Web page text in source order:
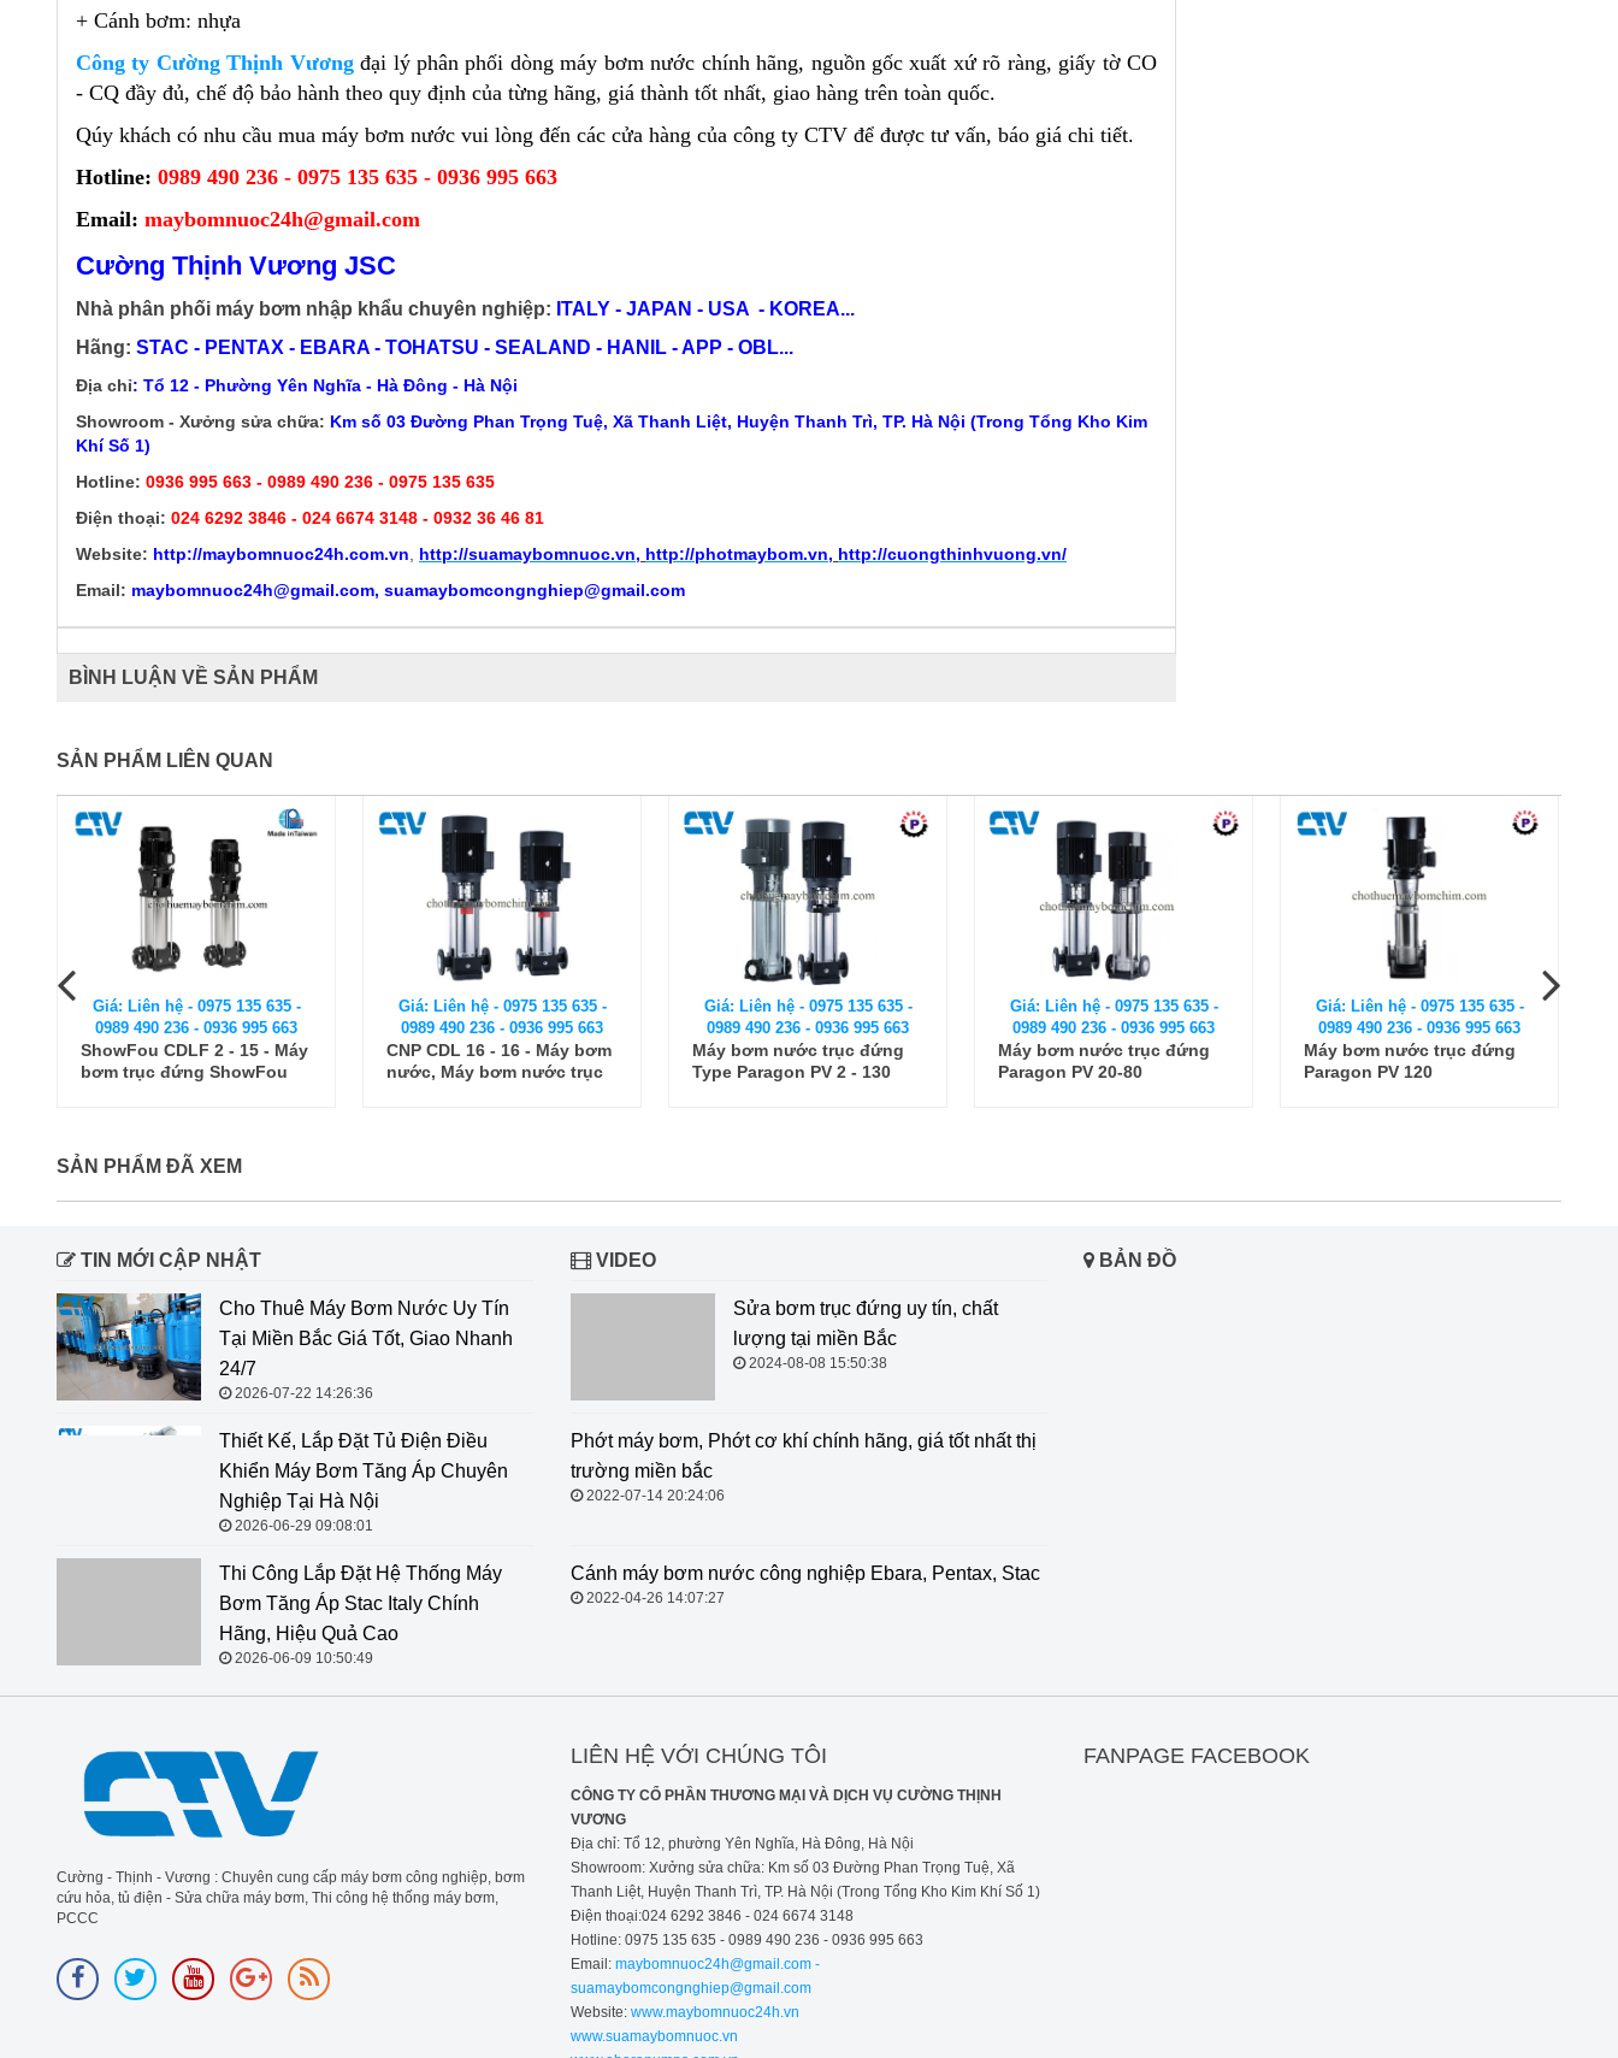
+ Cánh bơm: nhựa
Công ty Cường Thịnh Vươngđại lý phân phối dòng máy bơm nước chính hãng, nguồn gốc xuất xứ rõ ràng, giấy tờ CO
- CQ đầy đủ, chế độ bảo hành theo quy định của từng hãng, giá thành tốt nhất, giao hàng trên toàn quốc.
Qúy khách có nhu cầu mua máy bơm nước vui lòng đến các cửa hàng của công ty CTV để được tư vấn, báo giá chi tiết.
Hotline: 0989 490 236 - 0975 135 635 - 0936 995 663
Email: maybomnuoc24h@gmail.com
Cường Thịnh Vương JSC
Nhà phân phối máy bơm nhập khẩu chuyên nghiệp: ITALY - JAPAN - USA - KOREA...
Hãng: STAC - PENTAX - EBARA - TOHATSU - SEALAND - HANIL - APP - OBL...
Địa chỉ: Tổ 12 - Phường Yên Nghĩa - Hà Đông - Hà Nội
Showroom - Xưởng sửa chữa: Km số 03 Đường Phan Trọng Tuệ, Xã Thanh Liệt, Huyện Thanh Trì, TP. Hà Nội (Trong Tổng Kho Kim
Khí Số 1)
Hotline: 0936 995 663 - 0989 490 236 - 0975 135 635
Điện thoại: 024 6292 3846 - 024 6674 3148 - 0932 36 46 81
Website: http://maybomnuoc24h.com.vn http://suamaybomnuoc.vn, http://photmaybom.vn, http://cuongthinhvuong.vn/
Email: maybomnuoc24h@gmail.com, suamaybomcongnghiep@gmail.com
BÌNH LUẬN VỀ SẢN PHẨM
SẢN PHẨM LIÊN QUAN
Giá: Liên hệ - 0975 135 635 -
0989 490 236 - 0936 995 663
CNP CDL 16 - 16 - Máy bơm
nước, Máy bơm nước trục
Giá: Liên hệ - 0975 135 635 -
0989 490 236 - 0936 995 663
Máy bơm nước trục đứng
Type Paragon PV 2 - 130
Giá: Liên hệ - 0975 135 635 -
0989 490 236 - 0936 995 663
Máy bơm nước trục đứng
Paragon PV 20-80
Giá: Liên hệ - 0975 135 635 -
0989 490 236 - 0936 995 663
Máy bơm nước trục đứng
Paragon PV 120
Giá: Liên hệ - 0975 135 635 -
0989 490 236 - 0936 995 663
Máy bơm trục đứng CNP
CDLF 12 - 16
SẢN PHẨM ĐÃ XEM
TIN MỚI CẬP NHẬT
Cho Thuê Máy Bơm Nước Uy Tín
Tại Miền Bắc Giá Tốt, Giao Nhanh
24/7
2026-07-22 14:26:36
Thiết Kế, Lắp Đặt Tủ Điện Điều
Khiển Máy Bơm Tăng Áp Chuyên
Nghiệp Tại Hà Nội
2026-06-29 09:08:01
Thi Công Lắp Đặt Hệ Thống Máy
Bơm Tăng Áp Stac Italy Chính
Hãng, Hiệu Quả Cao
2026-06-09 10:50:49
VIDEO
Sửa bơm trục đứng uy tín, chất
lượng tại miền Bắc
2024-08-08 15:50:38
Phớt máy bơm, Phớt cơ khí chính
Cánh máy bơm nước công nghiệp
BẢN ĐỒ
Cường - Thịnh - Vương : Chuyên cung cấp máy bơm công nghiệp, bơm
cứu hỏa, tủ điện - Sửa chữa máy bơm, Thi công hệ thống máy bơm,
PCCC
LIÊN HỆ VỚI CHÚNG TÔI
CÔNG TY CỔ PHẦN THƯƠNG MẠI VÀ DỊCH VỤ CƯỜNG THỊNH
VƯƠNG
Địa chỉ: Tổ 12, phường Yên Nghĩa, Hà Đông, Hà Nội
Showroom: Xưởng sửa chữa: Km số 03 Đường Phan Trọng Tuệ, Xã
Thanh Liệt, Huyện Thanh Trì, TP. Hà Nội (Trong Tổng Kho Kim Khí Số 1)
Điện thoại:024 6292 3846 - 024 6674 3148
Hotline: 0975 135 635 - 0989 490 236 - 0936 995 663
Email: maybomnuoc24h@gmail.com -
suamaybomcongnghiep@gmail.com
Website:www.maybomnuoc24h.vn
www.suamaybomnuoc.vn
FANPAGE FACEBOOK